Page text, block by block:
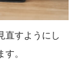
直すようにし
。